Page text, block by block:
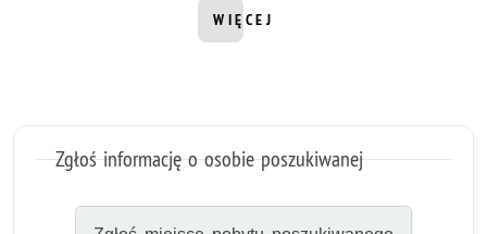
WIĘCEJ
Zgłoś informację o osobie poszukiwanej